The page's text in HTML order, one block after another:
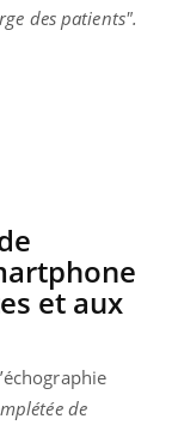
des patients".
et aux
de